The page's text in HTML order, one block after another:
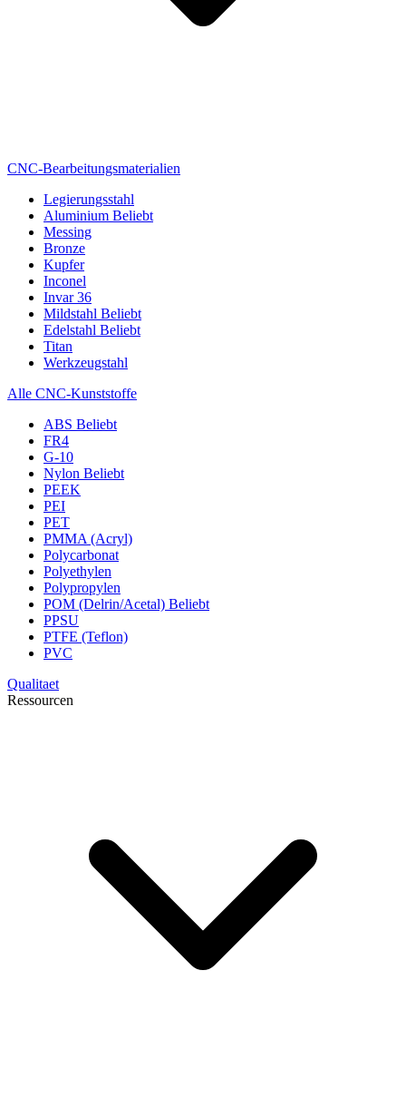
CNC-Bearbeitungsmaterialien
Legierungsstahl
Aluminium Beliebt
Messing
Bronze
Kupfer
Inconel
Invar 36
Mildstahl Beliebt
Edelstahl Beliebt
Titan
Werkzeugstahl
Alle CNC-Kunststoffe
ABS Beliebt
FR4
G-10
Nylon Beliebt
PEEK
PEI
PET
PMMA (Acryl)
Polycarbonat
Polyethylen
Polypropylen
POM (Delrin/Acetal) Beliebt
PPSU
PTFE (Teflon)
PVC
Qualitaet
Ressourcen